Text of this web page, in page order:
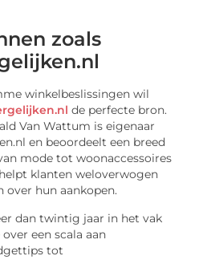
zoals
winkelbeslissingen wil
de perfecte bron.
Van Wattum is eigenaar
en beoordeelt een breed
mode tot woonaccessoires
klanten weloverwogen
over hun aankopen.
dan twintig jaar in het vak
een scala aan
tot